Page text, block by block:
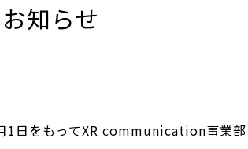
知らせ
日をもってXR communication事業